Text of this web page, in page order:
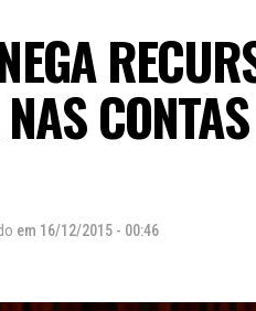
em 16/12/2015 - 00:46